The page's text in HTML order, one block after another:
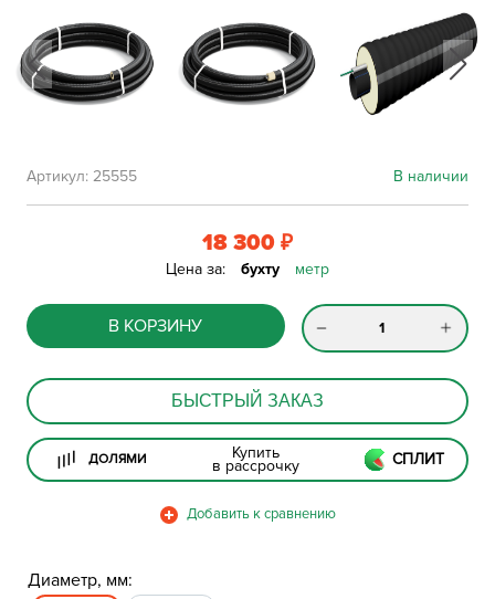
В наличии
Артикул: 25555
18 300 ₽
Цена за: бухту метр
В КОРЗИНУ
БЫСТРЫЙ ЗАКАЗ
ДОЛЯМИ Купить
в рассрочку СПЛИТ
Диаметр, мм: